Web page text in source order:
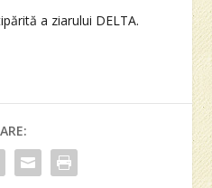
a ziarului DELTA.